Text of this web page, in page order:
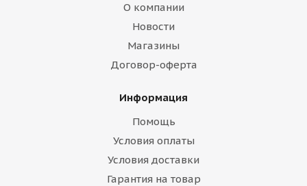
О компании
Новости
Магазины
Договор-оферта
Информация
Помощь
Условия оплаты
Условия доставки
Гарантия на товар